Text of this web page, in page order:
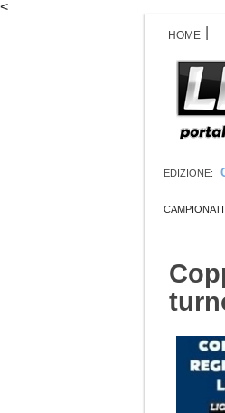
<
HOME
EDIZIONE: